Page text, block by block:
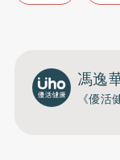
馮逸
《優